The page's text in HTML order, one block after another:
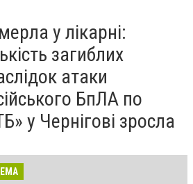
у лікарні:
загиблих
атаки
БпЛА по
у Чернігові зросла